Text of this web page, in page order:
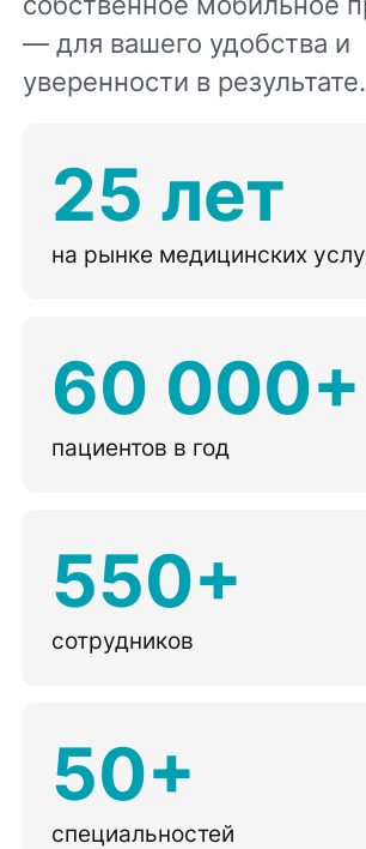
— для вашего удобства и
уверенности в результате.
25 лет
на рынке медицинских
60 000+
пациентов в год
550+
сотрудников
50+
специальностей